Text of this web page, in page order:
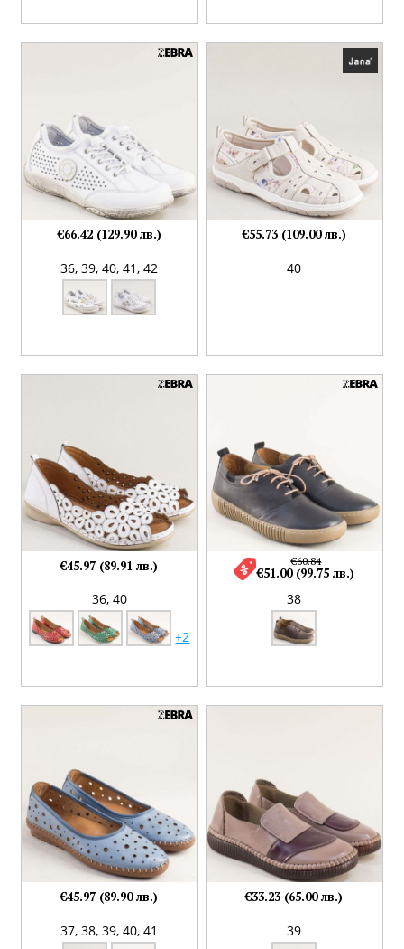
36,39,40,41,42
€66.42 (129.90 лв.)
40
€55.73 (109.00 лв.)
36, 40
+2
€45.97 (89.91 лв.)
38
€60.84
€51.00 (99.75 лв.)
37,38,39,40,41
€45.97 (89.90 лв.)
39
€33.23 (65.00 лв.)